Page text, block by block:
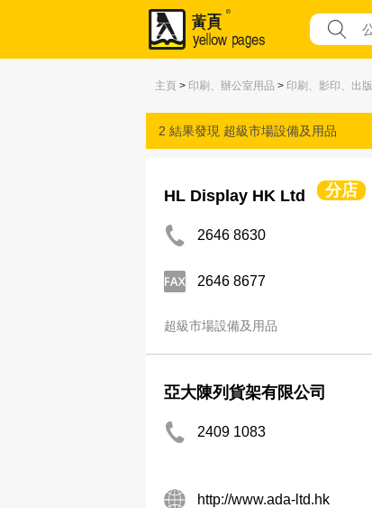
主頁 > 印刷、辦公室用品 > 印刷、影印、出版
2 結果發現 超級市場設備及用品
HL Display HK Ltd 分店
2646 8630
2646 8677
超級市場設備及用品
亞大陳列貨架有限公司
2409 1083
http://www.ada-ltd.hk